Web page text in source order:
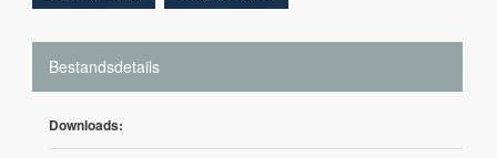
Bestandsdetails
Downloads: